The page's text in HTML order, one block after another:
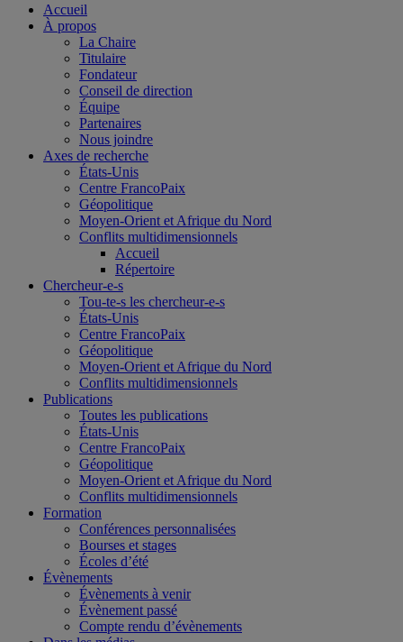
Accueil
À propos
La Chaire
Titulaire
Fondateur
Conseil de direction
Équipe
Partenaires
Nous joindre
Axes de recherche
États-Unis
Centre FrancoPaix
Géopolitique
Moyen-Orient et Afrique du Nord
Conflits multidimensionnels
Accueil
Répertoire
Chercheur-e-s
Tou-te-s les chercheur-e-s
États-Unis
Centre FrancoPaix
Géopolitique
Moyen-Orient et Afrique du Nord
Conflits multidimensionnels
Publications
Toutes les publications
États-Unis
Centre FrancoPaix
Géopolitique
Moyen-Orient et Afrique du Nord
Conflits multidimensionnels
Formation
Conférences personnalisées
Bourses et stages
Écoles d’été
Évènements
Évènements à venir
Évènement passé
Compte rendu d’évènements